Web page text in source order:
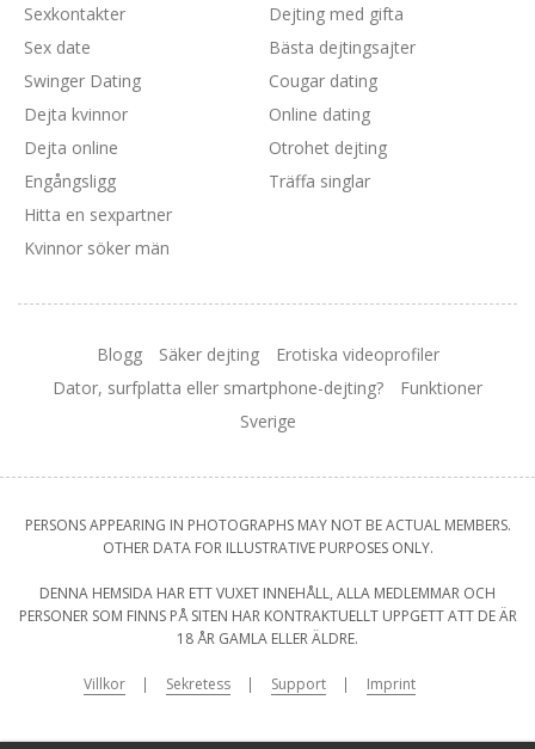
Sexkontakter
Sex date
Swinger Dating
Dejting med gifta
Bästa dejtingsajter
Cougar dating
Dejta kvinnor
Dejta online
Engångsligg
Hitta en sexpartner
Kvinnor söker män
Online dating
Otrohet dejting
Träffa singlar
Blogg Säker dejting
Erotiska videoprofiler
Dator, surfplatta eller smartphone-dejting?
Funktioner
Sverige
PERSONS APPEARING IN PHOTOGRAPHS MAY NOT BE ACTUAL MEMBERS.
OTHER DATA FOR ILLUSTRATIVE PURPOSES ONLY.
DENNA HEMSIDA HAR ETT VUXET INNEHÅLL, ALLA MEDLEMMAR OCH
PERSONER SOM FINNS PÅ SITEN HAR KONTRAKTUELLT UPPGETT ATT DE ÄR
18 ÅR GAMLA ELLER ÄLDRE.
Villkor Sekretess Support Imprint